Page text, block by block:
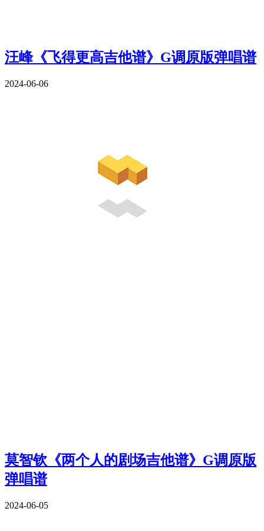
汪峰《飞得更高吉他谱》G调原版弹唱谱
2024-06-06
莫智钦《两个人的剧场吉他谱》G调原版
弹唱谱
2024-06-05